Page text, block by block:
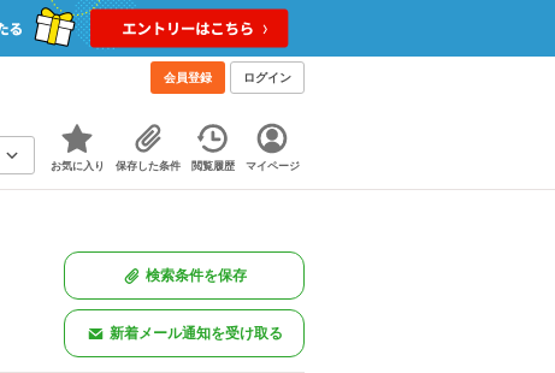
会員登録 ログイン
お気に入り 保存した条件 閲覧履歴 マイページ
検索条件を保存
新着メール通知を受け取る